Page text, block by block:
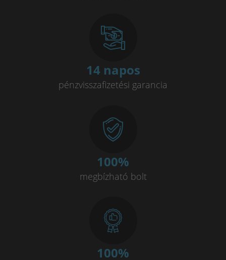
14 napos
pénzvisszafizetési garancia
100%
megbízható bolt
100%